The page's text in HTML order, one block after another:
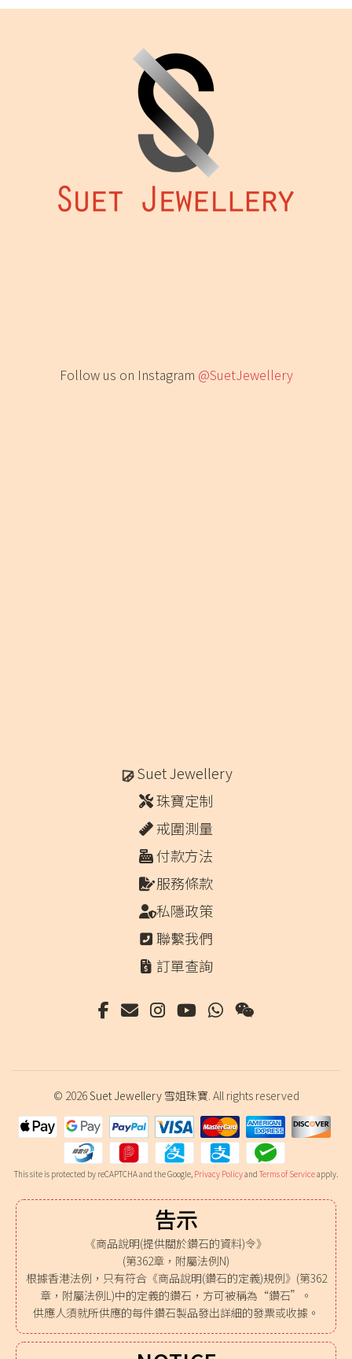
Follow us on Instagram @SuetJewellery
Suet Jewellery
珠寶定制
戒圍測量
付款方法
服務條款
私隱政策
聯繫我們
訂單查詢
© 2026Suet Jewellery 雪姐珠寶. All rights reserved
This site is protected by reCAPTCHA and the Google, Privacy Policyand Terms of Serviceapply.
告示
《商品說明(提供關於鑽石的資料)令》
(第362章，附屬法例N)
根據香港法例，只有符合《商品說明(鑽石的定義)規例》(第362
章，附屬法例L)中的定義的鑽石，方可被稱為“鑽石”。
供應人須就所供應的每件鑽石製品發出詳細的發票或收據。